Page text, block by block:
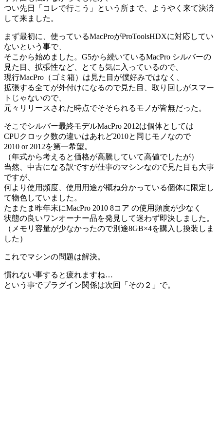
つい先日「コレで行こう」という所まで、ようやく来て決済
して来ました。
まず最初に、使っているMacProがProToolsHDXに対応してい
ないという事で、
そこから始めました。G5から続いているMacPro シルバーの
見た目、拡張性など、とても気に入っているので、
現行MacPro（ゴミ箱）は見た目が僕好みではなく、
拡張する全てが外付けになるので見た目、取り回しがスマー
トじゃないので、
元々リリースされた時点でそそられるモノが皆無だった。
そこでシルバー最終モデルMacPro 2012は個体としては
CPUクロック数の違いはあれど2010と同じモノなので
2010 or 2012を第一希望。
（年式から考えると価格が高騰していて高値でしたが）
当然、中古になる訳ですが仕事のマシンなので見た目も大事
ですが、
何より使用頻度、使用用途が概ね分かっている個体に限定し
て物色していました。
たまたま昨年末にMacPro 2010 8コア の使用頻度が少なく
状態の良いワンオーナー品を発見して迷わず即決しました。
（メモリ容量が少なかったので別途8GB×4を購入し換装しま
した）
これでマシンの問題は解決。
慣れない事すると疲れますね…
という事でプラグイン関係は次回「その２」で。